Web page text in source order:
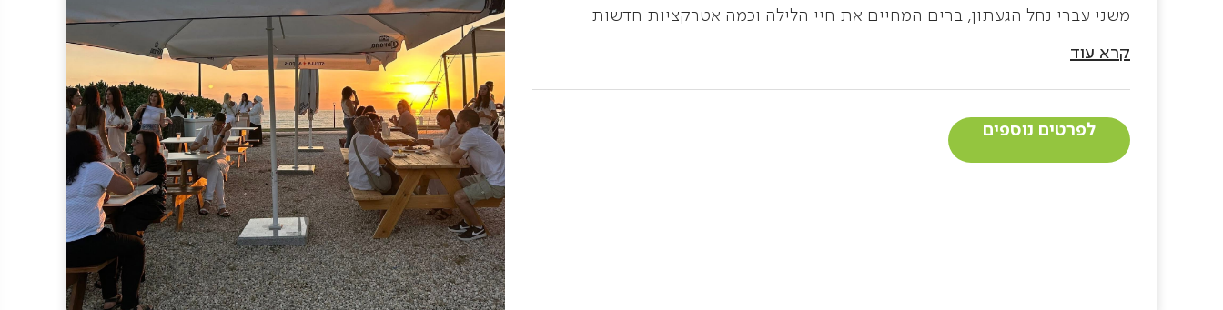
משני עברי נחל הגעתון, ברים המחיים את חיי הלילה וכמה אטרקציות חדשות
קרא עוד
לפרטים נוספים